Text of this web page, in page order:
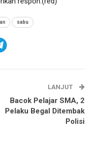
sabu
LANJUT
Bacok Pelajar SMA, 2
Pelaku Begal Ditembak
Polisi